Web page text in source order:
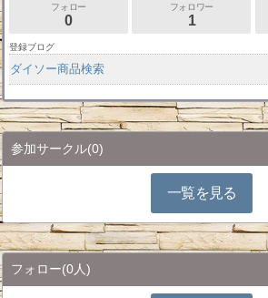
フォロー
0
フォロワー
1
登録ブログ
ダイソー商品検索
参加サークル(0)
一覧を見る
フォロー(0人)